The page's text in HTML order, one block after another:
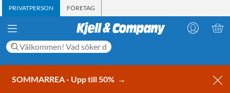
PRIVATPERSON FÖRETAG
SOMMARREA - Upp till 50% →